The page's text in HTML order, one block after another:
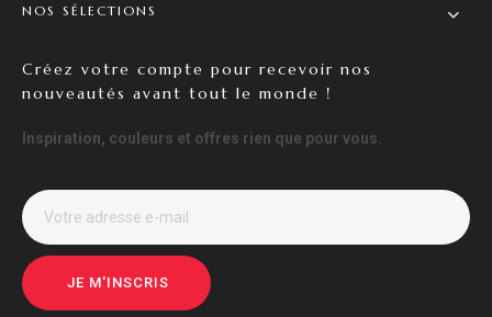
NOS SÉLECTIONS
Créez votre compte pour recevoir nos
nouveautés avant tout le monde !
Inspiration, couleurs et offres rien que pour vous.
JE M'INSCRIS